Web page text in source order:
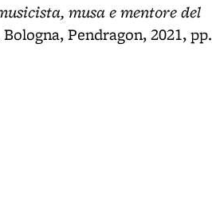
musa e mentore del
Pendragon, 2021, pp.